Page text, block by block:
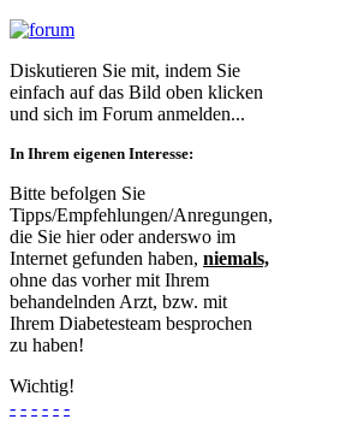
Diskutieren Sie mit, indem Sie
einfach auf das Bild oben klicken
und sich im Forum anmelden...
In Ihrem eigenen Interesse:
Bitte befolgen Sie
Tipps/Empfehlungen/Anregungen,
die Sie hier oder anderswo im
Internet gefunden haben, niemals,
ohne das vorher mit Ihrem
behandelnden Arzt, bzw. mit
Ihrem Diabetesteam besprochen
zu haben!
Wichtig!
- - - - - -